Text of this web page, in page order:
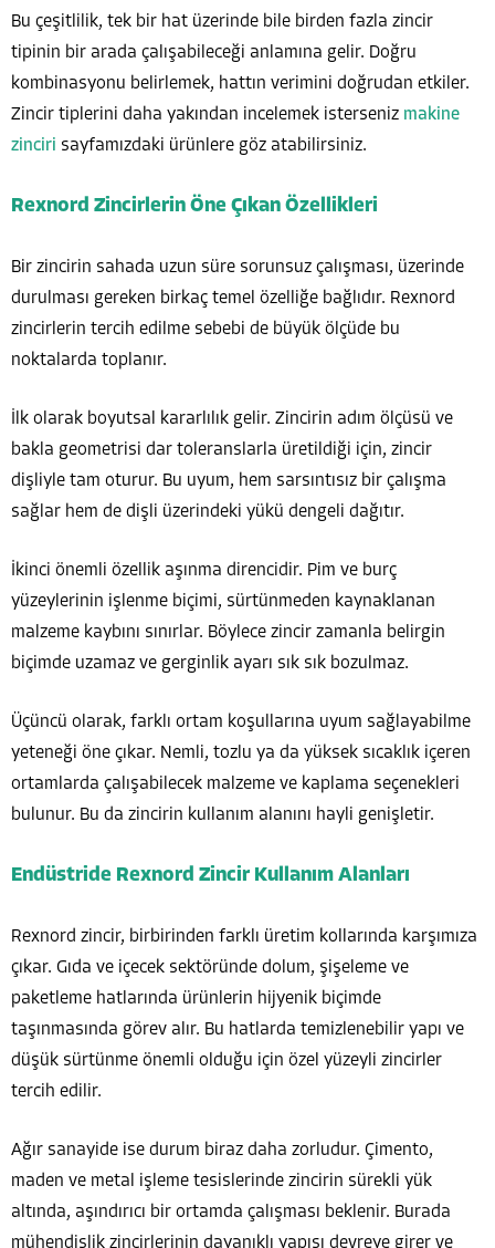
Bu çeşitlilik, tek bir hat üzerinde bile birden fazla zincir
tipinin bir arada çalışabileceği anlamına gelir. Doğru
kombinasyonu belirlemek, hattın verimini doğrudan etkiler.
Zincir tiplerini daha yakından incelemek isterseniz makine
zinciri sayfamızdaki ürünlere göz atabilirsiniz.
Rexnord Zincirlerin Öne Çıkan Özellikleri
Bir zincirin sahada uzun süre sorunsuz çalışması, üzerinde
durulması gereken birkaç temel özelliğe bağlıdır. Rexnord
zincirlerin tercih edilme sebebi de büyük ölçüde bu
noktalarda toplanır.
İlk olarak boyutsal kararlılık gelir. Zincirin adım ölçüsü ve
bakla geometrisi dar toleranslarla üretildiği için, zincir
dişliyle tam oturur. Bu uyum, hem sarsıntısız bir çalışma
sağlar hem de dişli üzerindeki yükü dengeli dağıtır.
İkinci önemli özellik aşınma direncidir. Pim ve burç
yüzeylerinin işlenme biçimi, sürtünmeden kaynaklanan
malzeme kaybını sınırlar. Böylece zincir zamanla belirgin
biçimde uzamaz ve gerginlik ayarı sık sık bozulmaz.
Üçüncü olarak, farklı ortam koşullarına uyum sağlayabilme
yeteneği öne çıkar. Nemli, tozlu ya da yüksek sıcaklık içeren
ortamlarda çalışabilecek malzeme ve kaplama seçenekleri
bulunur. Bu da zincirin kullanım alanını hayli genişletir.
Endüstride Rexnord Zincir Kullanım Alanları
Rexnord zincir, birbirinden farklı üretim kollarında karşımıza
çıkar. Gıda ve içecek sektöründe dolum, şişeleme ve
paketleme hatlarında ürünlerin hijyenik biçimde
taşınmasında görev alır. Bu hatlarda temizlenebilir yapı ve
düşük sürtünme önemli olduğu için özel yüzeyli zincirler
tercih edilir.
Ağır sanayide ise durum biraz daha zorludur. Çimento,
maden ve metal işleme tesislerinde zincirin sürekli yük
altında, aşındırıcı bir ortamda çalışması beklenir. Burada
mühendislik zincirlerinin dayanıklı yapısı devreye girer ve